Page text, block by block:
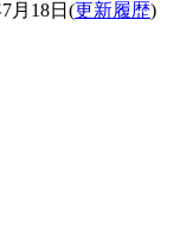
月18日(更新履歴)